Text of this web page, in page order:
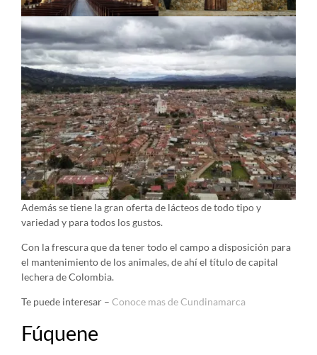
Además se tiene la gran oferta de lácteos de todo tipo y
variedad y para todos los gustos.
Con la frescura que da tener todo el campo a disposición para
el mantenimiento de los animales, de ahí el título de capital
lechera de Colombia.
Te puede interesar – Conoce mas de Cundinamarca
Fúquene